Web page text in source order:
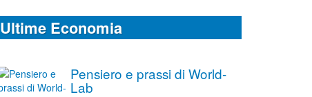
Ultime Economia
Pensiero e prassi di World-
Lab